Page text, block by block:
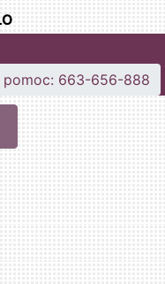
pomoc: 663-656-888